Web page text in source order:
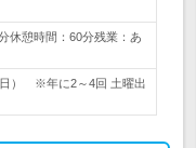
休憩時間：60分残業：あ
日） ※年に2～4回 土曜出